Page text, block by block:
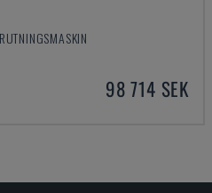
98 714 SEK